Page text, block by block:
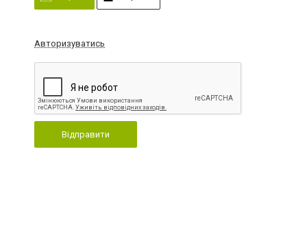
Авторизуватись
Відправити